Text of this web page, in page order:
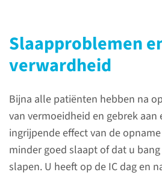
Slaapproblemen
verwardheid
Bijna alle patiënten hebben na
van vermoeidheid en gebrek aan
ingrijpende effect van de
minder goed slaapt of dat u
slapen. U heeft op de IC dag en
Intensive Care
Uw herstel